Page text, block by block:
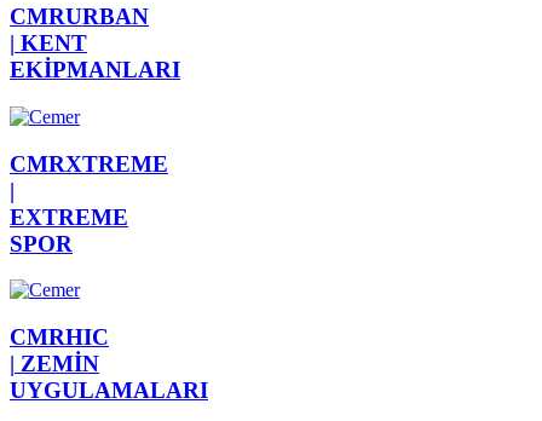
CMRURBAN
| KENT
EKİPMANLARI
CMRXTREME
|
EXTREME
SPOR
CMRHIC
| ZEMİN
UYGULAMALARI